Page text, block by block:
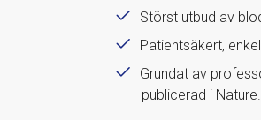
Störst utbud av
Patientsäkert,
Grundat av
publicerad i Nature.